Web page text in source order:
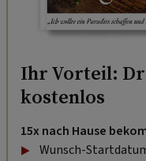
Ihr Vorteil:
kostenlos
15x nach Hause
Wunsch-